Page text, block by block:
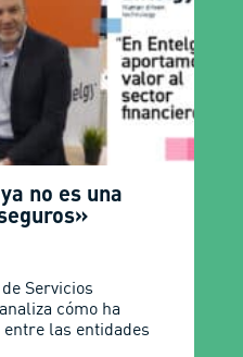
no es una
Servicios
cómo ha
las entidades